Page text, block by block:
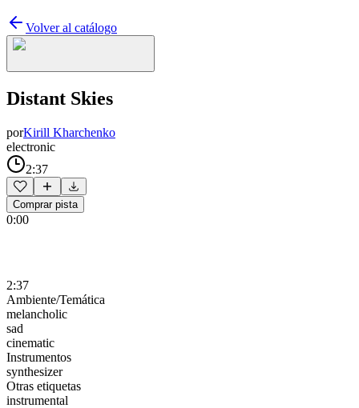
Volver al catálogo
Distant Skies
porKirill Kharchenko
electronic
2:37
Comprar pista
0:00
2:37
Ambiente/Temática
melancholic
sad
cinematic
Instrumentos
synthesizer
Otras etiquetas
instrumental